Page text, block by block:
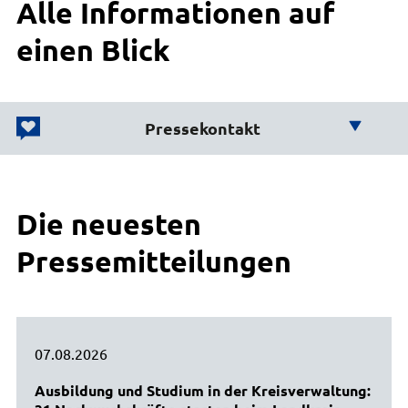
Alle Informationen auf
einen Blick
Pressekontakt
Büro des Landrats
Leiter Presse und Öffentlichkeitsarbeit
E-Mail senden
Die neuesten
Pressemitteilungen
07.08.2026
Ausbildung und Studium in der Kreisverwaltung: